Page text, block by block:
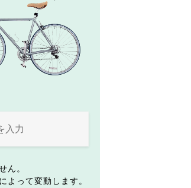
ん。
よって変動します。